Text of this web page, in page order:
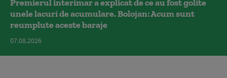
Premierul interimar a explicat de ce au fost golite
unele lacuri de acumulare. Bolojan: Acum sunt
reumplute aceste baraje
07.08.2026